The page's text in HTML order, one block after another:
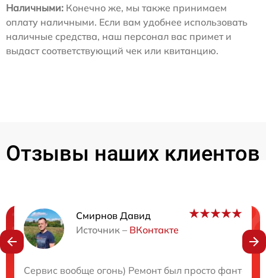
Наличными: Конечно же, мы также принимаем
оплату наличными. Если вам удобнее использовать
наличные средства, наш персонал вас примет и
выдаст соответствующий чек или квитанцию.
Отзывы наших клиентов
Смирнов Давид
Источник – ВКонтакте
Сервис вообще огонь) Ремонт был просто
Нужна консультация?